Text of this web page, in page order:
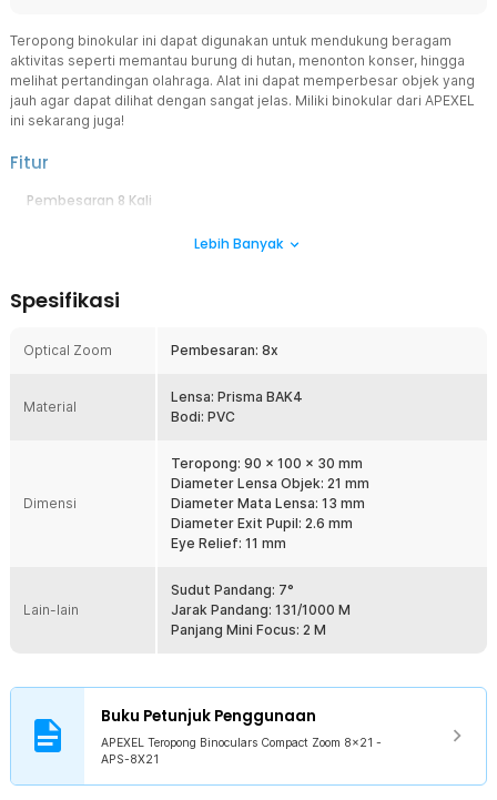
Teropong binokular ini dapat digunakan untuk mendukung beragam
aktivitas seperti memantau burung di hutan, menonton konser, hingga
melihat pertandingan olahraga. Alat ini dapat memperbesar objek yang
jauh agar dapat dilihat dengan sangat jelas. Miliki binokular dari APEXEL
ini sekarang juga!
Fitur
Pembesaran 8 Kali
memperbesar objek hingga 8 kali dengan bidang pandang
Lensa Kaca Optical
mampu memberikan hasil penglihatan yang sangat jernih dan jelas.
memudahkan Anda membawa teropong ini. Anda juga dapat
mengalungkannya di leher menggunakan tali yang tersedia.
Kelengkapan Produk
1 x APEXEL Teropong Binoculars Compact Zoom 8x21 - APS-
8X21
Lebih Banyak
Spesifikasi
Optical Zoom Pembesaran: 8x
Material
Lensa: Prisma BAK4
Bodi: PVC
Dimensi
Teropong: 90 x 100 x 30 mm
Diameter Lensa Objek: 21 mm
Diameter Mata Lensa: 13 mm
Diameter Exit Pupil: 2.6 mm
Eye Relief: 11 mm
Lain-lain
Sudut Pandang: 7°
Jarak Pandang: 131/1000 M
Panjang Mini Focus: 2 M
Buku Petunjuk Penggunaan
APEXEL Teropong Binoculars Compact Zoom 8x21 -
APS-8X21